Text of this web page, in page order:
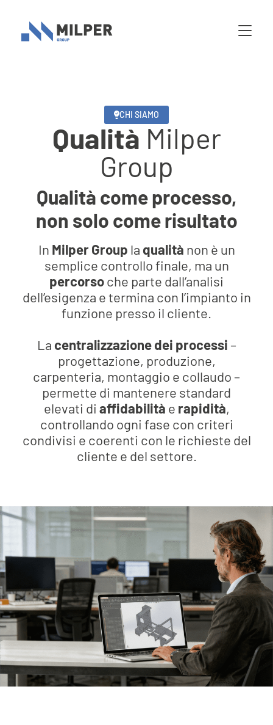
CHI SIAMO
Qualità Milper
Group
Qualità come processo,
non solo come risultato
In Milper Group la qualità non è un
semplice controllo finale, ma un
percorsoche parte dall’analisi
dell’esigenza e termina con l’impianto in
funzione presso il cliente.
La centralizzazione dei processi–
progettazione, produzione,
carpenteria, montaggio e collaudo –
permette di mantenere standard
elevati di affidabilità e rapidità,
controllando ogni fase con criteri
condivisi e coerenti con le richieste del
cliente e del settore.